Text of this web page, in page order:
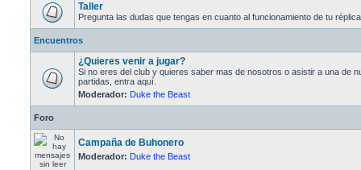
Taller
Pregunta las dudas que tengas en cuanto al funcionamiento de tu réplica
Encuentros
¿Quieres venir a jugar?
Si no eres del club y quieres saber mas de nosotros o asistir a una de
partidas, entra aquí.
Moderador: Duke the Beast
Foro
Campaña de Buhonero
Moderador: Duke the Beast